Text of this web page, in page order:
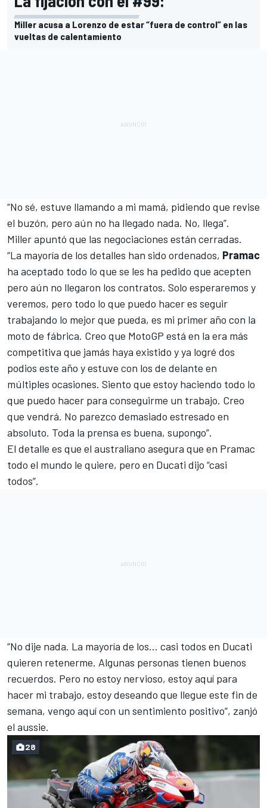
Miller acusa a Lorenzo de estar “fuera de control” en las
vueltas de calentamiento
“No sé, estuve llamando a mi mamá, pidiendo que revise
el buzón, pero aún no ha llegado nada. No, llega”.
Miller apuntó que las negociaciones están cerradas.
“La mayoría de los detalles han sido ordenados, Pramac
ha aceptado todo lo que se les ha pedido que acepten
pero aún no llegaron los contratos. Solo esperaremos y
veremos, pero todo lo que puedo hacer es seguir
trabajando lo mejor que pueda, es mi primer año con la
moto de fábrica. Creo que MotoGP está en la era más
competitiva que jamás haya existido y ya logré dos
podios este año y estuve con los de delante en
múltiples ocasiones. Siento que estoy haciendo todo lo
que puedo hacer para conseguirme un trabajo. Creo
que vendrá. No parezco demasiado estresado en
absoluto. Toda la prensa es buena, supongo”.
El detalle es que el australiano asegura que en Pramac
todo el mundo le quiere, pero en Ducati dijo “casi
todos”.
“No dije nada. La mayoría de los... casi todos en Ducati
quieren retenerme. Algunas personas tienen buenos
recuerdos. Pero no estoy nervioso, estoy aquí para
hacer mi trabajo, estoy deseando que llegue este fin de
semana, vengo aquí con un sentimiento positivo”, zanjó
el aussie.
28